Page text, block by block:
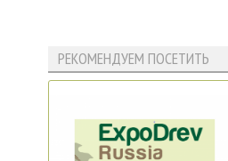
РЕКОМЕНДУЕМ ПОСЕТИТЬ